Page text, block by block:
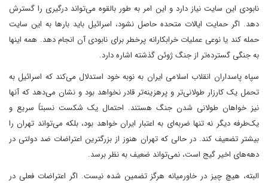
نابودی این سایت نیاز دارد و این امر به طور بالقوه می‌تواند درگیری را گسترش
دهد. اگر حمایت ایالات متحده حاصل نشود، اسرائیل باید بارها به این سایت
حمله کند یا نوعی عملیات خرابکارانه پرخطر برای نابودی آن انجام دهد. همه اینها
به جنگی گسترده‌تر از جنگ ژوئن گذشته اشاره دارد.
سپاه پاسداران انقلاب اسلامی ایران به نوبه خود استدلال می‌کند که اسرائیل به
تحمل یک کارزار طولانی‌تر و پرهزینه‌تر قادر نخواهد بود و نشان می‌دهد که آنها
نیز خواهان طولانی شدن جنگ هستند. احتمال یک شکست نسبتاً سریع و
یک‌طرفه دیگر نه تنها ضربه‌ای به اعتبار ایران خواهد بود، بلکه می‌تواند تهران را
بیشتر تضعیف کند. در حالی که تهران هنوز از بزرگترین اعتراضات ضد دولتی در
دهه‌های اخیر گیج است، نمی‌تواند ضعیف به نظر برسد.
البته، هیچ چیز در خاورمیانه هرگز تضمین شده نیست. اگر اعتراضات فعلی در